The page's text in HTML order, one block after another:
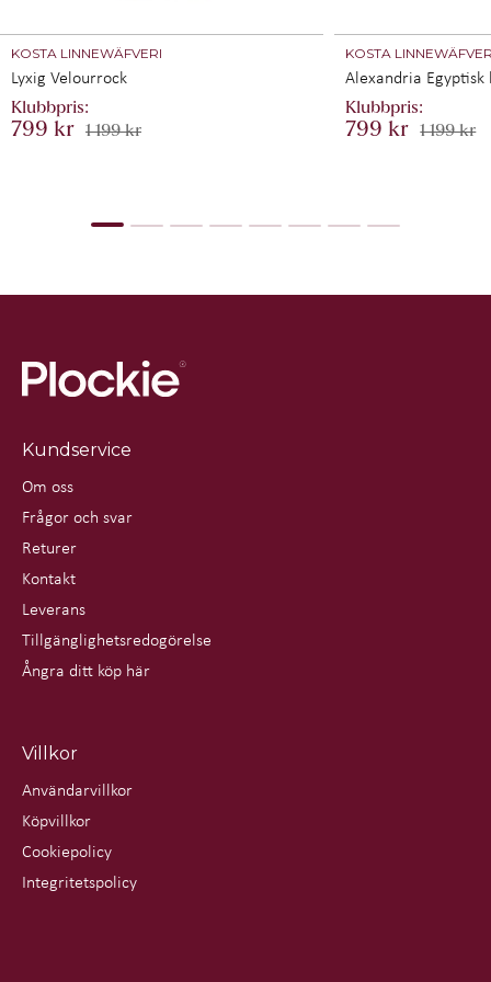
FöRVARING
Globalknivar ska inte ligga och skava i besticklådan. Det
bästa är att förvara dem i ett knivfodral, knivblock eller på
en magnetlist. Om du använder magnetlist, sätt kniven på
listen med ryggen först för att undvika skador.
genom att, någon gång i månaden, dra kniven över
Lyxig Velourrock
KOSTA LINNEWÄFVERI
799 kr 1 199 kr
Alexandria
KOSTA
799 kr 1 199 kr
Kundservice
Om oss
Frågor och svar
Returer
Kontakt
Leverans
Tillgänglighetsredogörelse
Ångra ditt köp här
Villkor
Användarvillkor
Köpvillkor
Cookiepolicy
Integritetspolicy